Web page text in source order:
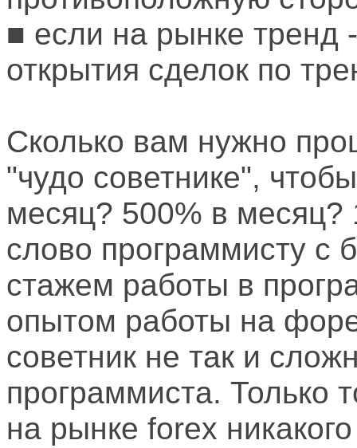
■ если на рынке тренд
открытия сделок по
Сколько вам нужно
"чудо советнике",
месяц? 500% в месяц?
слово программисту с
стажем работы в
опытом работы на
советник не так и
программиста. Только
на рынке forex